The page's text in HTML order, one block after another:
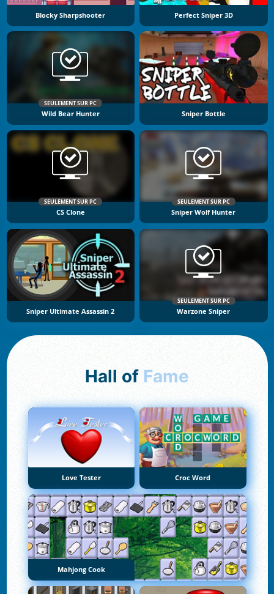
Blocky Sharpshooter Perfect Sniper 3D
SEULEMENT SUR PC
Wild Bear Hunter Sniper Bottle
SEULEMENT SUR PC
CS Clone
SEULEMENT SUR PC
Sniper Wolf Hunter
Sniper Ultimate Assassin 2
SEULEMENT SUR PC
Warzone Sniper
Hall of Fame
Love Tester Croc Word
Mahjong Cook